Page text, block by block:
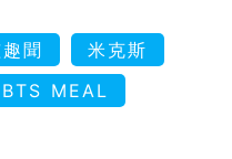
聞
米克斯
BTS MEAL